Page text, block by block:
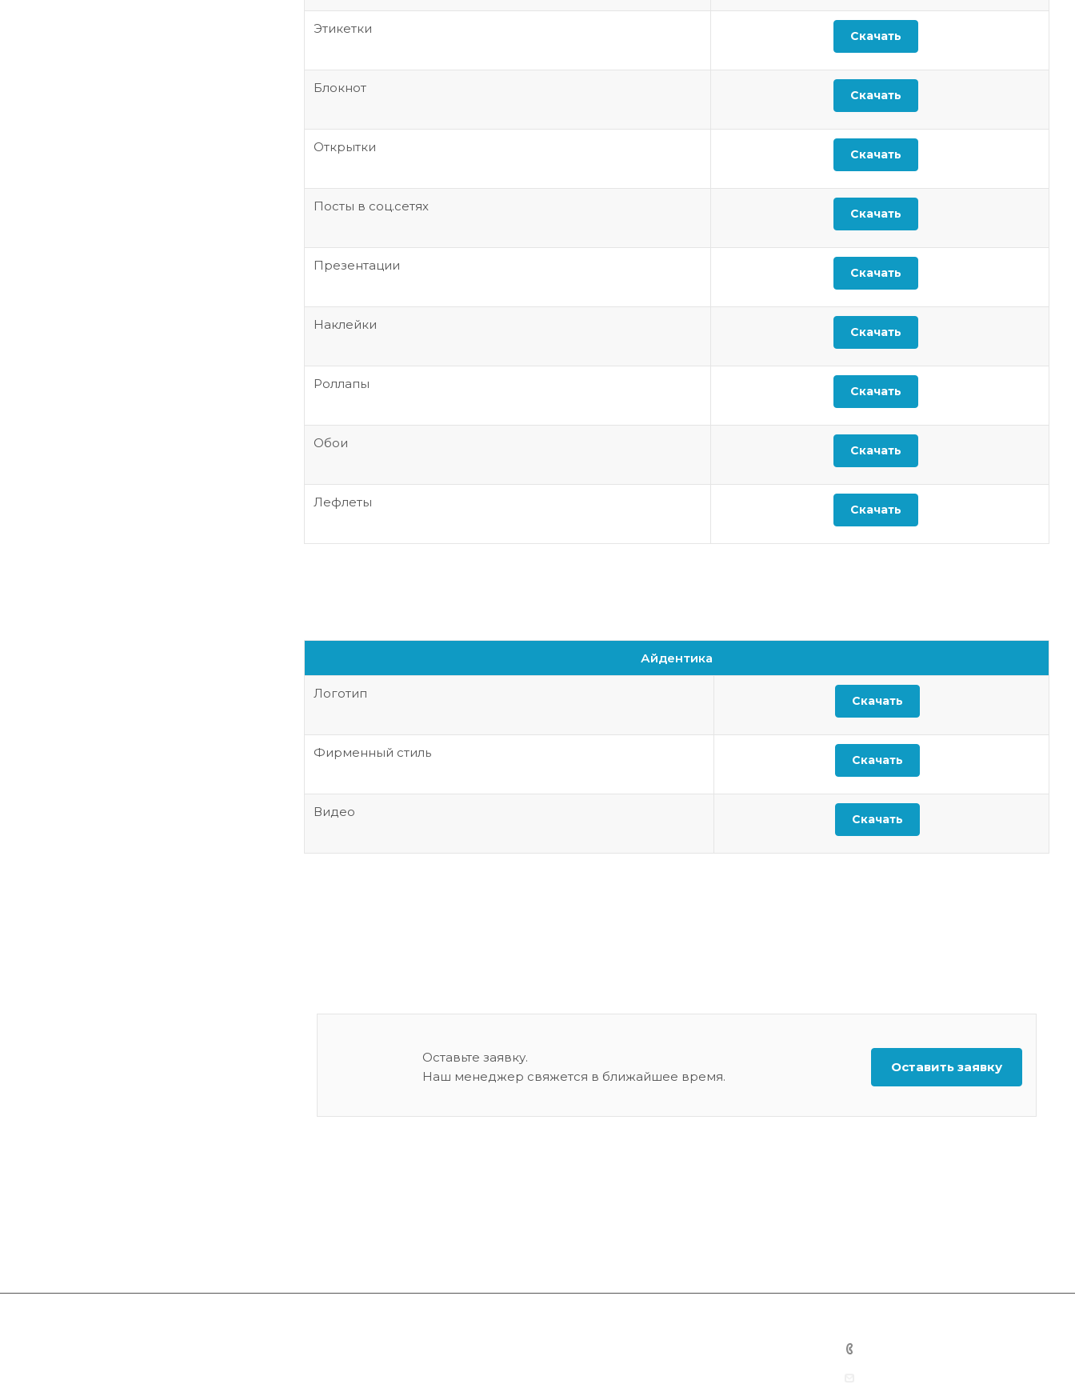
Этикетки Скачать
Блокнот Скачать
Открытки Скачать
Посты в соц.сетях Скачать
Презентации Скачать
Наклейки Скачать
Роллапы Скачать
Обои Скачать
Лефлеты Скачать
Айдентика
Логотип Скачать
Фирменный стиль Скачать
Видео Скачать
Оставьте заявку.
Наш менеджер свяжется в ближайшее время.
Оставить заявку